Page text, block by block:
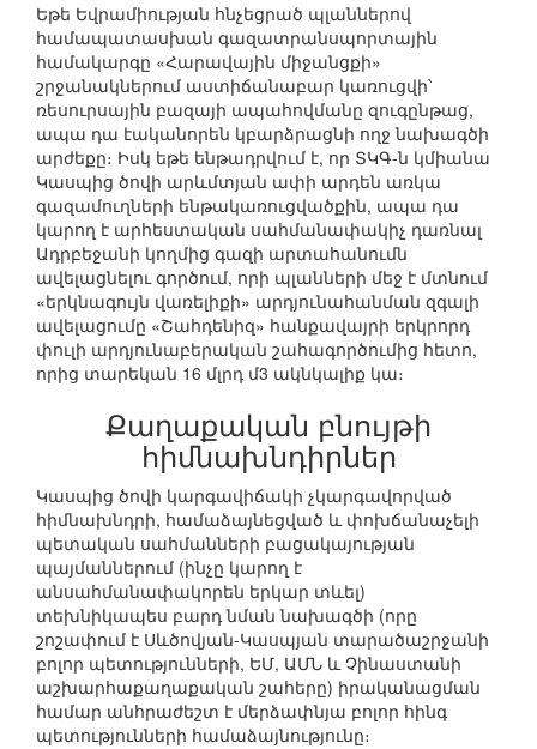
Եթե Եվրամիության հնչեցրած պլաններով
համապատասխան գազատրանսպորտային
համակարգը «Հարավային միջանցքի»
շրջանակներում աստիճանաբար կառուցվի՝
ռեսուրսային բազայի ապահովմանը զուգընթաց,
ապա դա էականորեն կբարձրացնի ողջ նախագծի
արժեքը։ Իսկ եթե ենթադրվում է, որ ՏԿԳ-ն կմիանա
Կասպից ծովի արևմտյան ափի արդեն առկա
գազամուղների ենթակառուցվածքին, ապա դա
կարող է արհեստական սահմանափակիչ դառնալ
Ադրբեջանի կողմից գազի արտահանումն
ավելացնելու գործում, որի պլանների մեջ է մտնում
«երկնագույն վառելիքի» արդյունահանման զգալի
ավելացումը «Շահդենիզ» հանքավայրի երկրորդ
փուլի արդյունաբերական շահագործումից հետո,
որից տարեկան 16 մլրդ մ3 ակնկալիք կա։
Քաղաքական բնույթի
հիմնախնդիրներ
Կասպից ծովի կարգավիճակի չկարգավորված
հիմնախնդրի, համաձայնեցված և փոխճանաչելի
պետական սահմանների բացակայության
պայմաններում (ինչը կարող է
անսահմանափակորեն երկար տևել)
տեխնիկապես բարդ նման նախագծի (որը
շոշափում է Սևծովյան-Կասպյան տարածաշրջանի
բոլոր պետությունների, ԵՄ, ԱՄՆ և Չինաստանի
աշխարհաքաղաքական շահերը) իրականացման
համար անհրաժեշտ է մերձափնյա բոլոր հինգ
պետությունների համաձայնությունը։